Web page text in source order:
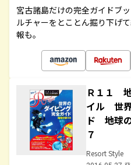
宮古諸島だけの完全ガイドブ
ルチャーをとことん掘り下げ
報も。
Ｒ１１
イル 世
ド 地球
７
Resort Style